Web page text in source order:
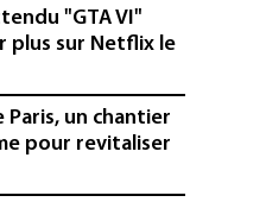
"GTA VI"
plus sur Netflix le
Paris, un chantier
pour revitaliser